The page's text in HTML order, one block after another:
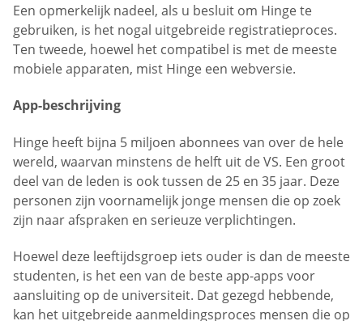
Een opmerkelijk nadeel, als u besluit om Hinge te
gebruiken, is het nogal uitgebreide registratieproces.
Ten tweede, hoewel het compatibel is met de meeste
mobiele apparaten, mist Hinge een webversie.
App-beschrijving
Hinge heeft bijna 5 miljoen abonnees van over de hele
wereld, waarvan minstens de helft uit de VS. Een groot
deel van de leden is ook tussen de 25 en 35 jaar. Deze
personen zijn voornamelijk jonge mensen die op zoek
zijn naar afspraken en serieuze verplichtingen.
Hoewel deze leeftijdsgroep iets ouder is dan de meeste
studenten, is het een van de beste app-apps voor
aansluiting op de universiteit. Dat gezegd hebbende,
kan het uitgebreide aanmeldingsproces mensen die op